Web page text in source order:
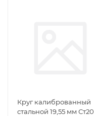
Круг калиброванный
стальной 19,55 мм Ст20